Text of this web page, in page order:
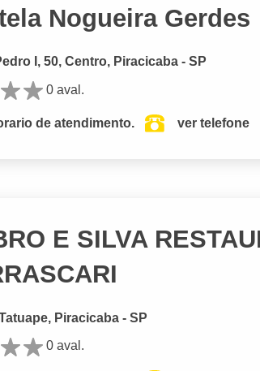
Nogueira Gerdes
I, 50, Centro, Piracicaba - SP
0 aval.
de atendimento. ver telefone
E SILVA
Piracicaba - SP
0 aval.